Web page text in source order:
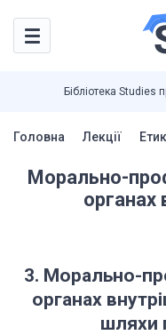
Бібліотека Studies
Головна Лекції
Морально-
органах
3. Морально-
органах
шляхи